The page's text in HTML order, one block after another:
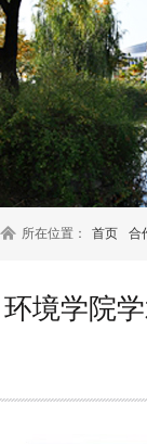
所在位置： 首页 合
环境学院学